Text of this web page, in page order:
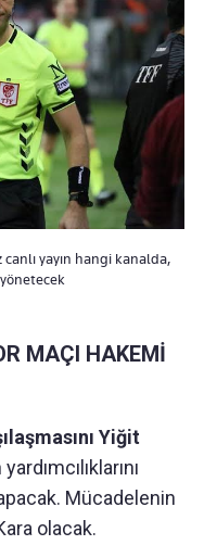
yayın hangi kanalda,
MAÇI HAKEMİ
Yiğit
Mücadelenin
olacak.